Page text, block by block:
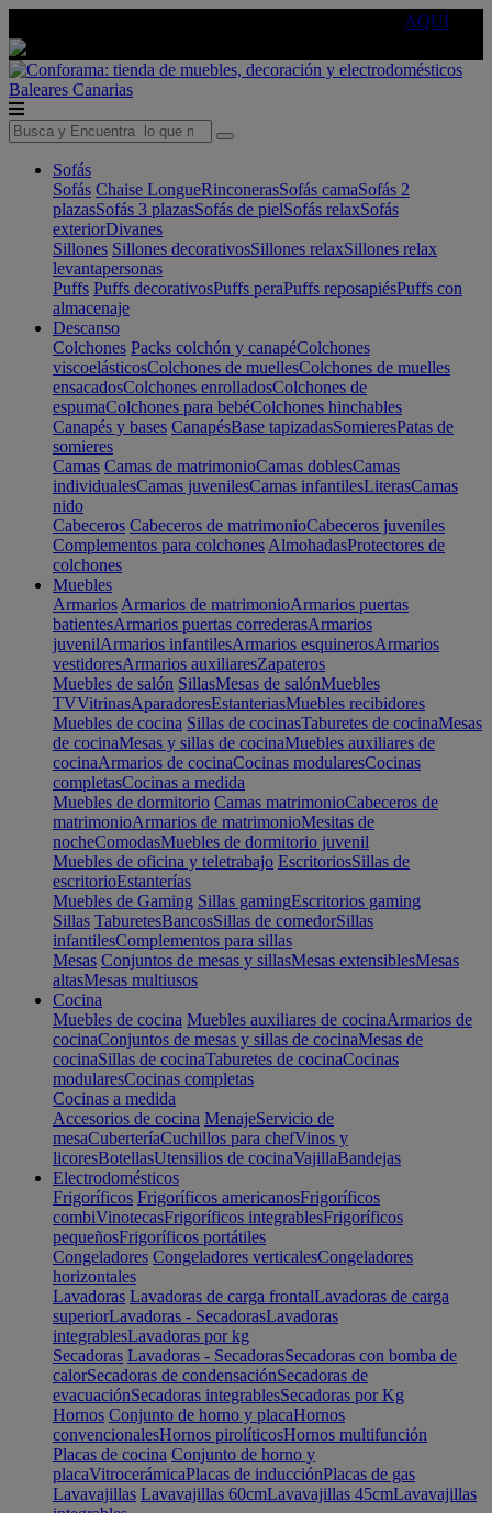
AQUÍ
Baleares Canarias
Sofás
Sofás Chaise LongueRinconerasSofás camaSofás 2
plazasSofás 3 plazasSofás de pielSofás relaxSofás
exteriorDivanes
Sillones Sillones decorativosSillones relaxSillones relax
levantapersonas
Puffs Puffs decorativosPuffs peraPuffs reposapiésPuffs con
almacenaje
Descanso
Colchones Packs colchón y canapéColchones
viscoelásticosColchones de muellesColchones de muelles
ensacadosColchones enrolladosColchones de
espumaColchones para bebéColchones hinchables
Canapés y bases CanapésBase tapizadasSomieresPatas de
somieres
Camas Camas de matrimonioCamas doblesCamas
individualesCamas juvenilesCamas infantilesLiterasCamas
nido
Cabeceros Cabeceros de matrimonioCabeceros juveniles
Complementos para colchones AlmohadasProtectores de
colchones
Muebles
Armarios Armarios de matrimonioArmarios puertas
batientesArmarios puertas correderasArmarios
juvenilArmarios infantilesArmarios esquinerosArmarios
vestidoresArmarios auxiliaresZapateros
Muebles de salón SillasMesas de salónMuebles
TVVitrinasAparadoresEstanteriasMuebles recibidores
Muebles de cocina Sillas de cocinasTaburetes de cocinaMesas
de cocinaMesas y sillas de cocinaMuebles auxiliares de
cocinaArmarios de cocinaCocinas modularesCocinas
completasCocinas a medida
Muebles de dormitorio Camas matrimonioCabeceros de
matrimonioArmarios de matrimonioMesitas de
nocheComodasMuebles de dormitorio juvenil
Muebles de oficina y teletrabajo EscritoriosSillas de
escritorioEstanterías
Muebles de Gaming Sillas gamingEscritorios gaming
Sillas TaburetesBancosSillas de comedorSillas
infantilesComplementos para sillas
Mesas Conjuntos de mesas y sillasMesas extensiblesMesas
altasMesas multiusos
Cocina
Muebles de cocina Muebles auxiliares de cocinaArmarios de
cocinaConjuntos de mesas y sillas de cocinaMesas de
cocinaSillas de cocinaTaburetes de cocinaCocinas
modularesCocinas completas
Cocinas a medida
Accesorios de cocina MenajeServicio de
mesaCuberteríaCuchillos para chefVinos y
licoresBotellasUtensilios de cocinaVajillaBandejas
Electrodomésticos
Frigoríficos Frigoríficos americanosFrigoríficos
combiVinotecasFrigoríficos integrablesFrigoríficos
pequeñosFrigoríficos portátiles
Congeladores Congeladores verticalesCongeladores
horizontales
Lavadoras Lavadoras de carga frontalLavadoras de carga
superiorLavadoras - SecadorasLavadoras
integrablesLavadoras por kg
Secadoras Lavadoras - SecadorasSecadoras con bomba de
calorSecadoras de condensaciónSecadoras de
evacuaciónSecadoras integrablesSecadoras por Kg
Hornos Conjunto de horno y placaHornos
convencionalesHornos pirolíticosHornos multifunción
Placas de cocina Conjunto de horno y
placaVitrocerámicaPlacas de inducciónPlacas de gas
Lavavajillas Lavavajillas 60cmLavavajillas 45cmLavavajillas